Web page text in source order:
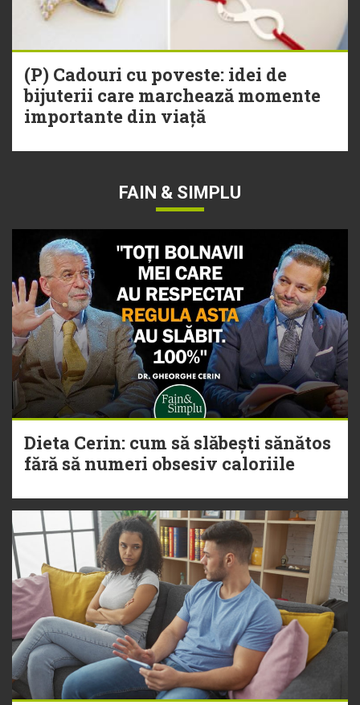
(P) Cadouri cu poveste: idei de
bijuterii care marchează momente
importante din viață
FAIN & SIMPLU
Dieta Cerin: cum să slăbești sănătos
fără să numeri obsesiv caloriile